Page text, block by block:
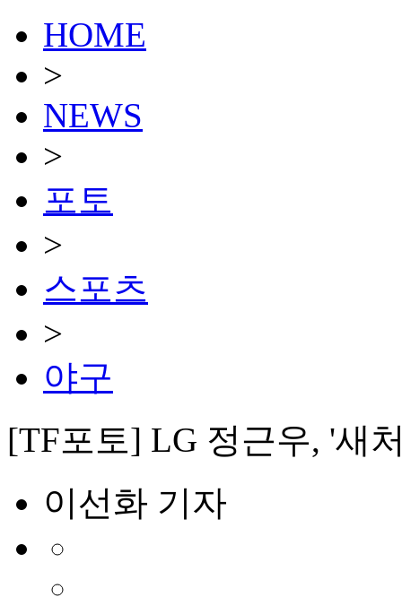
HOME
>
NEWS
>
포토
>
스포츠
>
야구
[TF포토] LG 정근우, '새
이선화 기자